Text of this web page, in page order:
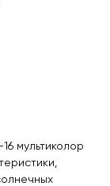
мультиколор